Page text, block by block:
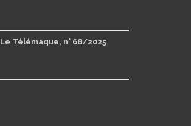
Le Télémaque, n° 68/2025